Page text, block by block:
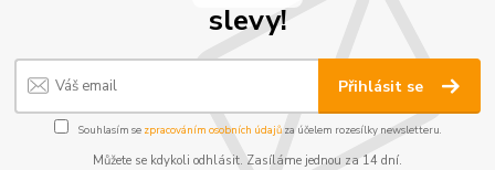
slevy!
Přihlásit se
Souhlasím se zpracováním osobních údajůza účelem rozesílky newsletteru.
Můžete se kdykoli odhlásit. Zasíláme jednou za 14 dní.